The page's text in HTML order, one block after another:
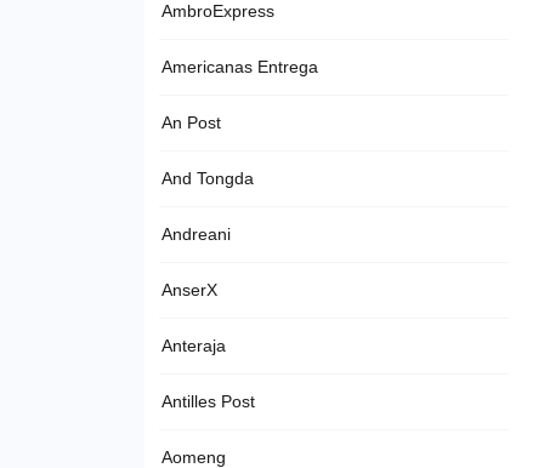
AmbroExpress
Americanas Entrega
An Post
And Tongda
Andreani
AnserX
Anteraja
Antilles Post
Aomeng